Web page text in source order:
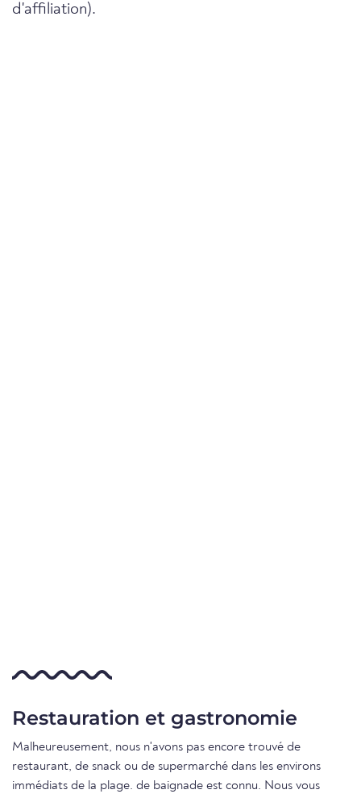
d'affiliation).
Restauration et gastronomie
Malheureusement, nous n'avons pas encore trouvé de
restaurant, de snack ou de supermarché dans les environs
immédiats de la plage. de baignade est connu. Nous vous